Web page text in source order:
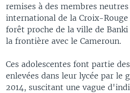
remises à des membres
international de la Croix-Rouge
forêt proche de la ville de
la frontière avec le Cameroun.
Ces adolescentes font partie
enlevées dans leur lycée par le
2014, suscitant une vague